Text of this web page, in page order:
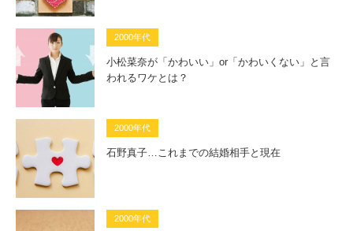
2000年代
小松菜奈が「かわいい」or「かわいくない」と言
われるワケとは？
2000年代
石野真子…これまでの結婚相手と現在
2000年代